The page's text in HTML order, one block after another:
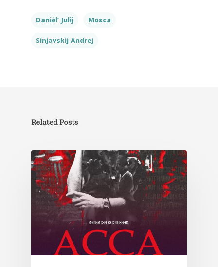
Daniėl’ Julij Mosca
Sinjavskij Andrej
Related Posts